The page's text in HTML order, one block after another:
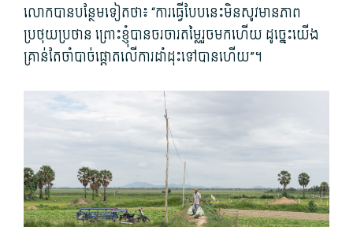
លោក​បាន​បន្ថែម​ទៀត​ថា៖ “ការ​ធ្វើបែប​នេះ​មិនសូវ​មាន​ភាព​
ប្រថុយប្រថាន ព្រោះ​ខ្ញុំ​បាន​ចរ​ចារ​តម្លៃ​រួចមក​ហើយ ដូច្នេះ​យើង​
គ្រាន់តែ​ចាំបាច់​ផ្តោត​លើ​ការ​ដាំដុះ​ទៅ​បាន​ហើយ​”។